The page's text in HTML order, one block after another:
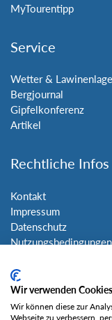
MyTourentipp
Service
Wetter & Lawinenlage
Bergjournal
Gipfelkonferenz
Artikel
Rechtliche Infos
Kontakt
Impressum
Datenschutz
Nutzungsbedingungen
Social Media
Wir verwenden Cookies
Wir können diese zur
Webseite zu verbessern,